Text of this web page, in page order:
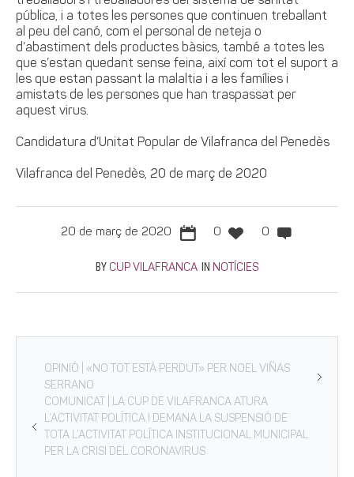
pública, i a totes les persones que continuen treballant
al peu del canó, com el personal de neteja o
d’abastiment dels productes bàsics, també a totes les
que s’estan quedant sense feina, així com tot el suport a
les que estan passant la malaltia i a les famílies i
amistats de les persones que han traspassat per
aquest virus.
Candidatura d’Unitat Popular de Vilafranca del Penedès
Vilafranca del Penedès, 20 de març de 2020
20 de març de 2020 0 0
BY CUP VILAFRANCA IN NOTÍCIES
OPINIÓ | «NO TOT ESTÀ PERDUT» PER NOEL VIÑAS
SERRANO
COMUNICAT | LA CUP DE VILAFRANCA ATURA
L’ACTIVITAT POLÍTICA I DEMANA LA SUSPENSIÓ DE
TOTA L’ACTIVITAT POLÍTICA INSTITUCIONAL MUNICIPAL
PER LA CRISI DEL CORONAVIRUS